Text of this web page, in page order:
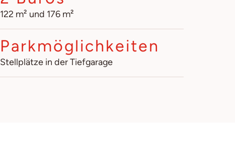
122 m² und 176 m²
Parkmöglichkeiten
Stellplätze in der Tiefgarage